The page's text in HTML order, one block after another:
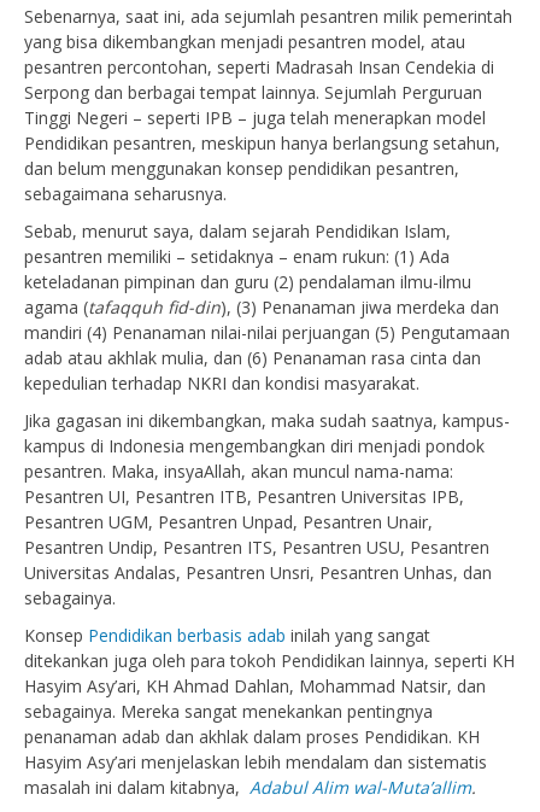
Sebenarnya, saat ini, ada sejumlah pesantren milik pemerintah
yang bisa dikembangkan menjadi pesantren model, atau
pesantren percontohan, seperti Madrasah Insan Cendekia di
Serpong dan berbagai tempat lainnya. Sejumlah Perguruan
Tinggi Negeri – seperti IPB – juga telah menerapkan model
Pendidikan pesantren, meskipun hanya berlangsung setahun,
dan belum menggunakan konsep pendidikan pesantren,
sebagaimana seharusnya.
Sebab, menurut saya, dalam sejarah Pendidikan Islam,
pesantren memiliki – setidaknya – enam rukun: (1) Ada
keteladanan pimpinan dan guru (2) pendalaman ilmu-ilmu
agama (tafaqquh fid-din), (3) Penanaman jiwa merdeka dan
mandiri (4) Penanaman nilai-nilai perjuangan (5) Pengutamaan
adab atau akhlak mulia, dan (6) Penanaman rasa cinta dan
kepedulian terhadap NKRI dan kondisi masyarakat.
Jika gagasan ini dikembangkan, maka sudah saatnya, kampus-
kampus di Indonesia mengembangkan diri menjadi pondok
pesantren. Maka, insyaAllah, akan muncul nama-nama:
Pesantren UI, Pesantren ITB, Pesantren Universitas IPB,
Pesantren UGM, Pesantren Unpad, Pesantren Unair,
Pesantren Undip, Pesantren ITS, Pesantren USU, Pesantren
Universitas Andalas, Pesantren Unsri, Pesantren Unhas, dan
sebagainya.
Konsep Pendidikan berbasis adab inilah yang sangat
ditekankan juga oleh para tokoh Pendidikan lainnya, seperti KH
Hasyim Asy’ari, KH Ahmad Dahlan, Mohammad Natsir, dan
sebagainya. Mereka sangat menekankan pentingnya
penanaman adab dan akhlak dalam proses Pendidikan. KH
Hasyim Asy’ari menjelaskan lebih mendalam dan sistematis
masalah ini dalam kitabnya, Adabul Alim wal-Muta’allim.